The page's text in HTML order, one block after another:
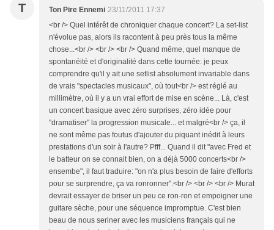
T Ton Pire Ennemi 23/11/2011 17:37
<br /> Quel intérêt de chroniquer chaque concert? La set-list
n'évolue pas, alors ils racontent à peu près tous la même
chose...<br /> <br /> <br /> Quand même, quel manque de
spontanéité et d'originalité dans cette tournée: je peux
comprendre qu'il y ait une setlist absolument invariable dans
de vrais "spectacles musicaux", où tout<br /> est réglé au
millimètre, où il y a un vrai effort de mise en scène... Là, c'est
un concert basique avec zéro surprises, zéro idée pour
"dramatiser" la progression musicale... et malgré<br /> ça, il
ne sont même pas foutus d'ajouter du piquant inédit à leurs
prestations d'un soir à l'autre? Pfff... Quand il dit "avec Fred et
le batteur on se connait bien, on a déjà 5000 concerts<br />
ensembe", il faut traduire: "on n'a plus besoin de faire d'efforts
pour se surprendre, ça va ronronner".<br /> <br /> <br /> Murat
devrait essayer de briser un peu ce ron-ron et empoigner une
guitare sèche, pour une séquence impromptue. C'est bien
beau de nous seriner avec les musiciens français qui ne